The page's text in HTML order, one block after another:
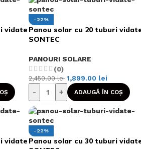
vidate
-22%
Panou solar cu 20 tuburi
SONTEC
PANOURI SOLARE
(0)
2,450.00lei 1,899.00 lei
- + ADAUGĂ ÎN COȘ
vidate
-22%
Panou solar cu 30 tuburi